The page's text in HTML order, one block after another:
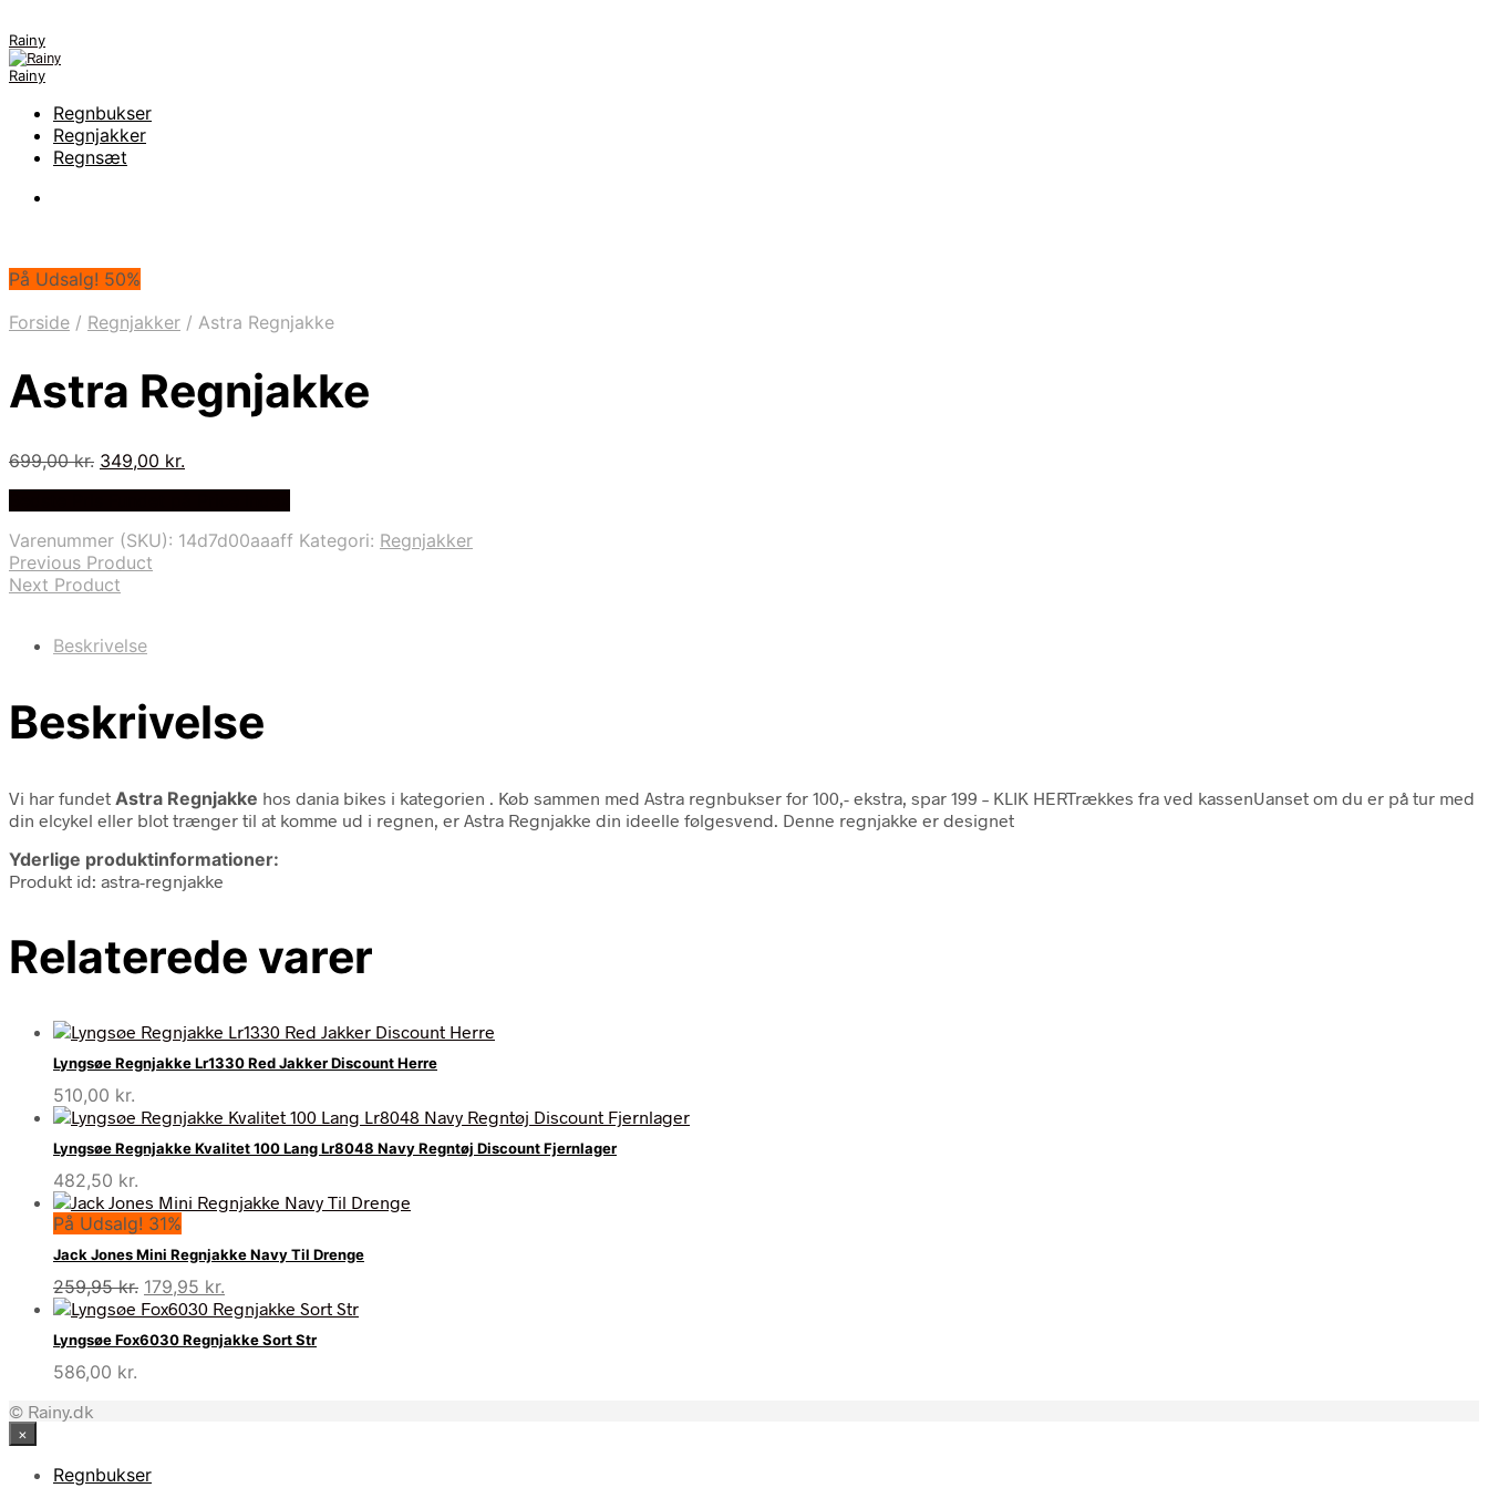
Rainy
Rainy
Regnbukser
Regnjakker
Regnsæt
På Udsalg! 50%
Forside / Regnjakker / Astra Regnjakke
Astra Regnjakke
699,00kr. Den
699,00 kr..
349,00 kr.
349,00 kr..
Varenummer (SKU): 14d7d00aaaff Kategori: Regnjakker
Previous Product
Next Product
Beskrivelse
Beskrivelse
Vi har fundet Astra Regnjakke hos dania bikes i kategorien
. Køb sammen med Astra regnbukser for 100,- ekstra, spar 199 – KLIK HERTrækkes fra ved kassenUanset om du er på tur med
din elcykel eller blot trænger til at komme ud i regnen, er Astra Regnjakke din ideelle følgesvend. Denne regnjakke er designet
Yderlige produktinformationer:
Produkt id: astra-regnjakke
Relaterede varer
Lyngsøe Regnjakke Lr1330 Red Jakker Discount Herre
510,00 kr.
Lyngsøe Regnjakke Kvalitet 100 Lang Lr8048 Navy Regntøj Discount Fjernlager
482,50 kr.
På Udsalg! 31%
Jack Jones Mini Regnjakke Navy Til Drenge
259,95kr. Den
oprindelige
pris
var:
179,95 kr.
aktuelle
pris
er:
Lyngsøe Fox6030 Regnjakke Sort Str
586,00 kr.
© Rainy.dk
×
Regnbukser